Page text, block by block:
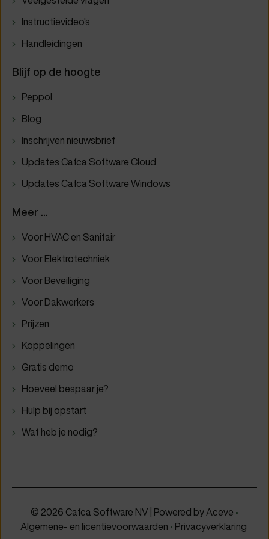
Instructievideo's
Handleidingen
Blijf op de hoogte
Peppol
Blog
Inschrijven nieuwsbrief
Updates Cafca Software Cloud
Updates Cafca Software Windows
Meer ...
Voor HVAC en Sanitair
Voor Elektrotechniek
Voor Beveiliging
Voor Dakwerkers
Prijzen
Koppelingen
Gratis demo
Hoeveel bespaar je?
Hulp bij opstart
Wat heb je nodig?
© 2026 Cafca Software NV | Powered byAceve •
Algemene- en licentievoorwaarden • Privacyverklaring